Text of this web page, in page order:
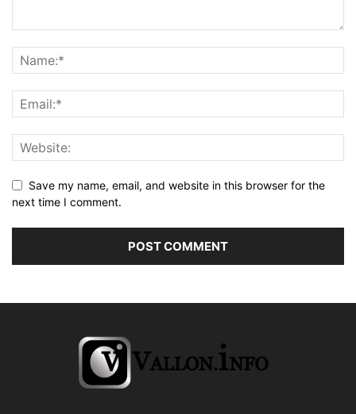
Save my name, email, and website in this browser for the
next time I comment.